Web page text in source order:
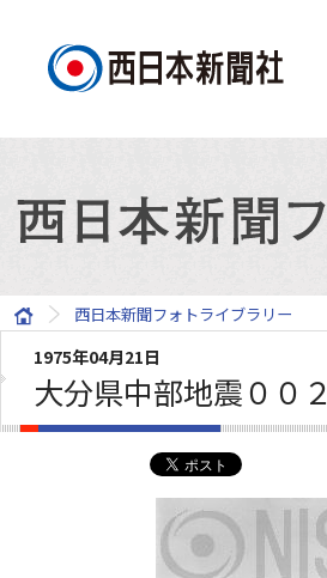
西日本新聞フォトライブラリー
1975年04月21日
大分県中部地震００２